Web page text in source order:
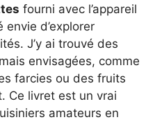
fourni avec l’appareil
envie d’explorer
J’y ai trouvé des
envisagées, comme
farcies ou des fruits
Ce livret est un vrai
amateurs en